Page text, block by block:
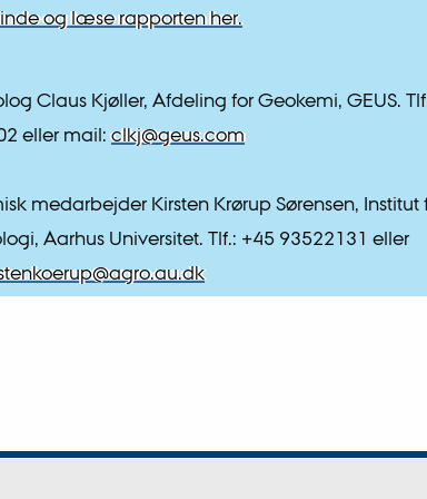
og læse rapporten her.
Claus Kjøller, Afdeling for Geokemi, GEUS.
eller mail:clkj@geus.com
medarbejder Kirsten Krørup Sørensen, Institut
Aarhus Universitet. Tlf.: +45 93522131 eller